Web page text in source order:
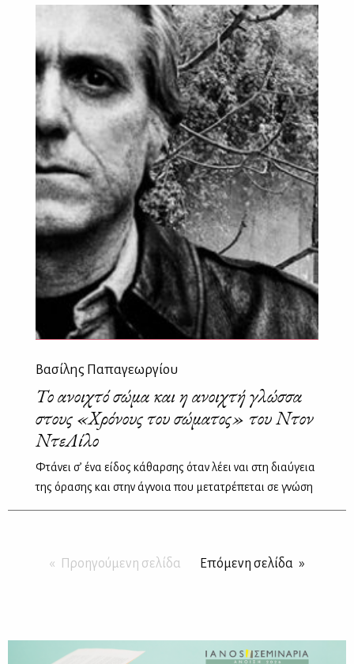
Βασίλης Παπαγεωργίου
Το ανοιχτό σώμα και η ανοιχτή γλώσσα
στους «Χρόνους του σώματος» του Ντον
ΝτεΛίλο
Φτάνει σ’ ένα είδος κάθαρσης όταν λέει ναι στη διαύγεια
της όρασης και στην άγνοια που μετατρέπεται σε γνώση
Προηγούμενη σελίδα Επόμενη σελίδα